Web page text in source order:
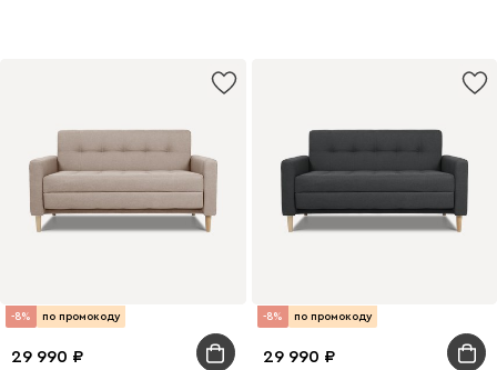
-8% по промокоду
29 990
-8% по промокоду
29 990